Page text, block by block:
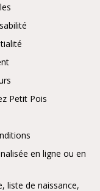
Petit Pois
en ligne ou en
liste de naissance,